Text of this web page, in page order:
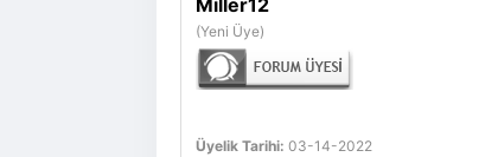
Miller12
(Yeni Üye)
Üyelik Tarihi: 03-14-2022